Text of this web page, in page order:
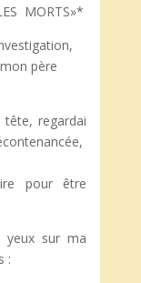
MORTS»*
père
regardai
pour être
yeux sur ma
: